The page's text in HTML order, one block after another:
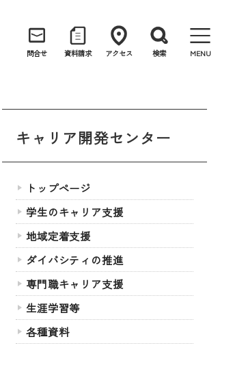
問合せ 資料請求 アクセス 検索 MENU
キャリア開発センター
トップページ
学生のキャリア支援
地域定着支援
ダイバシティの推進
専門職キャリア支援
生涯学習等
各種資料